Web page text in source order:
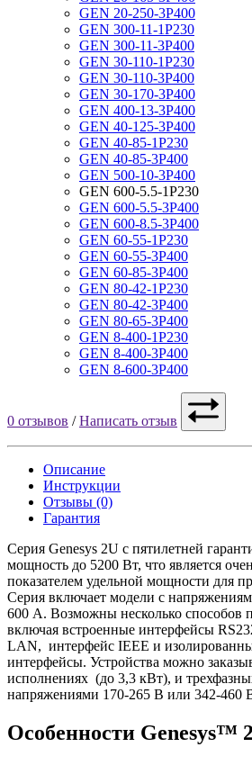
GEN 20-250-3P400
GEN 300-11-1P230
GEN 300-11-3P400
GEN 30-110-1P230
GEN 30-110-3P400
GEN 30-170-3P400
GEN 400-13-3P400
GEN 40-125-3P400
GEN 40-85-1P230
GEN 40-85-3P400
GEN 500-10-3P400
GEN 600-5.5-1P230
GEN 600-5.5-3P400
GEN 600-8.5-3P400
GEN 60-55-1P230
GEN 60-55-3P400
GEN 60-85-3P400
GEN 80-42-1P230
GEN 80-42-3P400
GEN 80-65-3P400
GEN 8-400-1P230
GEN 8-400-3P400
GEN 8-600-3P400
0 отзывов /Написать отзыв
Описание
Инструкции
Отзывы (0)
Гарантия
Серия Genesys 2U с пятилетней
мощность до 5200 Вт, что является
показателем удельной мощности для
Серия включает модели с
600 А. Возможны несколько способов
включая встроенные интерфейсы
LAN, интерфейс IEEE и
интерфейсы. Устройства можно
исполнениях (до 3,3 кВт), и
напряжениями 170-265 В или 342-460
Особенности Genesys™